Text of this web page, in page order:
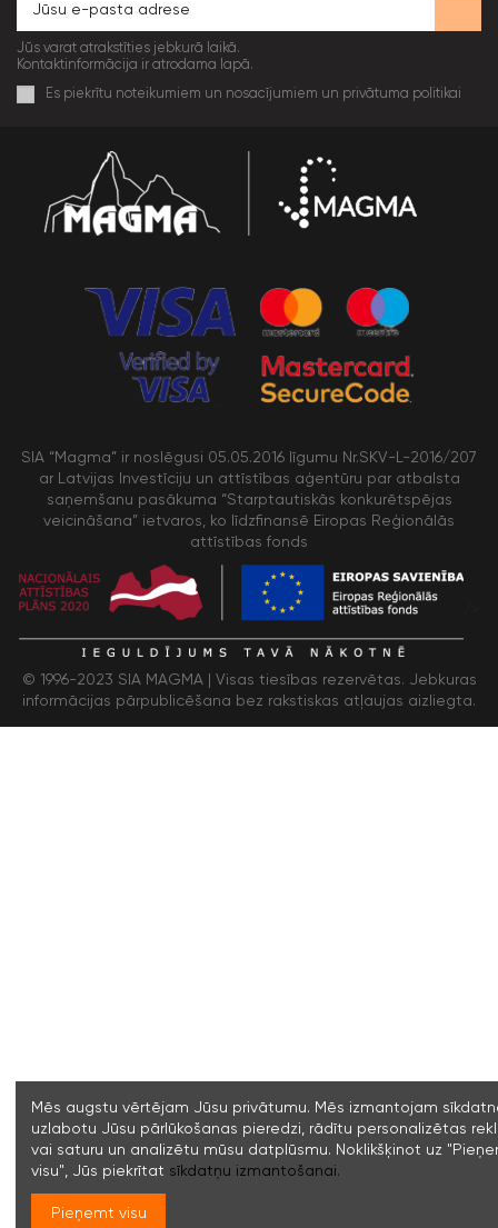
Jūs varat atrakstīties jebkurā laikā.
Kontaktinformācija ir atrodama lapā.
Es piekrītu noteikumiem un nosacījumiem un privātuma politikai
SIA “Magma” ir noslēgusi 05.05.2016 līgumu Nr.SKV-L-2016/207
ar Latvijas Investīciju un attīstības aģentūru par atbalsta
saņemšanu pasākuma “Starptautiskās konkurētspējas
veicināšana” ietvaros, ko līdzfinansē Eiropas Reģionālās
attīstības fonds
© 1996-2023 SIA MAGMA | Visas tiesības rezervētas. Jebkuras
informācijas pārpublicēšana bez rakstiskas atļaujas aizliegta.
Mēs augstu vērtējam Jūsu privātumu. Mēs izmantojam
uzlabotu Jūsu pārlūkošanas pieredzi, rādītu personalizētas
vai saturu un analizētu mūsu datplūsmu. Noklikšķinot uz
visu", Jūs piekrītat sīkdatņu izmantošanai.
Pieņemt visu